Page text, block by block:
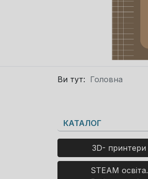
Ви тут: Головна
КАТАЛОГ
3D- принтери
STEAM освіта.